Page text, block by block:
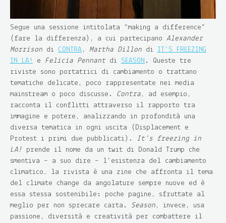
Segue una sessione intitolata “making a difference”
(fare la differenza), a cui partecipano Alexander
Morrison di CONTRA , Martha Dillon di IT’S FREEZING
IN LA!
e Felicia Pennantdi SEASON . Queste tre
riviste sono portatrici di cambiamento o trattano
tematiche delicate, poco rappresentate nei media
mainstream o poco discusse. Contra , ad esempio,
racconta il conflitti attraverso il rapporto tra
immagine e potere, analizzando in profondità una
diversa tematica in ogni uscita (Displacement e
Protest i primi due pubblicati). It’s freezing in
LA!
prende il nome da un twit di Donald Trump che
smentiva – a suo dire – l’esistenza del cambiamento
climatico… la rivista è una zine che affronta il tema
del climate change da angolature sempre nuove ed è
essa stessa sostenibile: poche pagine, sfruttate al
meglio per non sprecare carta. Season , invece, usa
passione, diversità e creatività per combattere il